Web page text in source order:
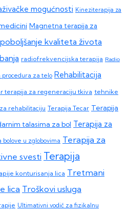
mogućnosti Kineziterapija za
Magnetna terapija za
poboljšanje kvaliteta života
radiofrekvencijska terapija Radio
procedura za telo Rehabilitacija
terapija za regeneraciju tkiva tehnike
rehabilitaciju Terapija Tecar Terapija
talasima za bol Terapija za
bolove u zglobovima Terapija za
svesti Terapija
konturisanja lica Tretmani
lica Troškovi usluga
Ultimativni vodič za fizikalnu